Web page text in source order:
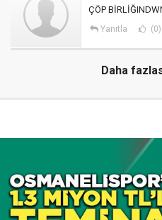
ÇÖP
Yanıtla (0)
Daha